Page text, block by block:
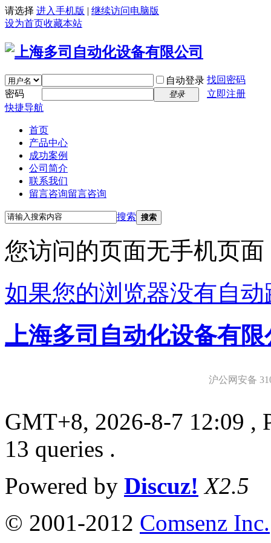
请选择 进入手机版 | 继续访问电脑版
设为首页收藏本站
自动登录 找回密码
密码
登录
立即注册
快捷导航
首页
产品中心
成功案例
公司简介
联系我们
留言咨询留言咨询
搜索 搜索
您访问的页面无手机页
如果您的浏览器没有自
上海多司自动化设备有限
沪公网安备
GMT+8, 2026-8-7 12:09 ,
13 queries .
Powered by Discuz! X2.5
© 2001-2012 Comsenz Inc.